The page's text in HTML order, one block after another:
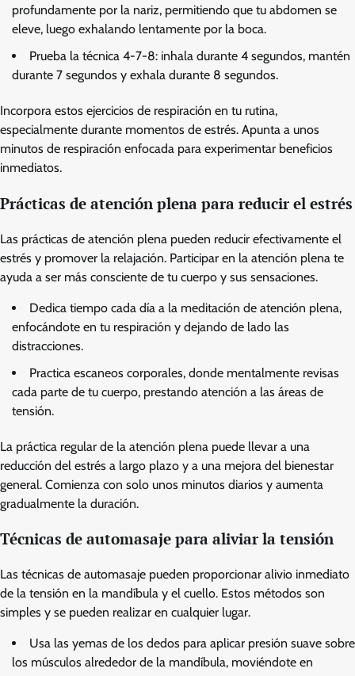
profundamente por la nariz, permitiendo que tu abdomen se
eleve, luego exhalando lentamente por la boca.
Prueba la técnica 4-7-8: inhala durante 4 segundos, mantén
durante 7 segundos y exhala durante 8 segundos.
Incorpora estos ejercicios de respiración en tu rutina,
especialmente durante momentos de estrés. Apunta a unos
minutos de respiración enfocada para experimentar beneficios
inmediatos.
Prácticas de atención plena para reducir el estrés
Las prácticas de atención plena pueden reducir efectivamente el
estrés y promover la relajación. Participar en la atención plena te
ayuda a ser más consciente de tu cuerpo y sus sensaciones.
Dedica tiempo cada día a la meditación de atención plena,
enfocándote en tu respiración y dejando de lado las
distracciones.
Practica escaneos corporales, donde mentalmente revisas
cada parte de tu cuerpo, prestando atención a las áreas de
tensión.
La práctica regular de la atención plena puede llevar a una
reducción del estrés a largo plazo y a una mejora del bienestar
general. Comienza con solo unos minutos diarios y aumenta
gradualmente la duración.
Técnicas de automasaje para aliviar la tensión
Las técnicas de automasaje pueden proporcionar alivio inmediato
de la tensión en la mandíbula y el cuello. Estos métodos son
simples y se pueden realizar en cualquier lugar.
Usa las yemas de los dedos para aplicar presión suave sobre
los músculos alrededor de la mandíbula, moviéndote en